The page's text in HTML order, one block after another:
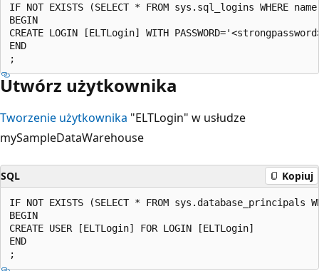
IF NOT EXISTS (SELECT * FROM sys.sql_logins WHERE
BEGIN
CREATE LOGIN [ELTLogin] WITH
END
Utwórz użytkownika
Tworzenie użytkownika "ELTLogin" w usłudze
mySampleDataWarehouse
SQL Kopiuj
IF NOT EXISTS (SELECT * FROM sys.database_principals
BEGIN
CREATE USER [ELTLogin] FOR LOGIN [ELTLogin]
END